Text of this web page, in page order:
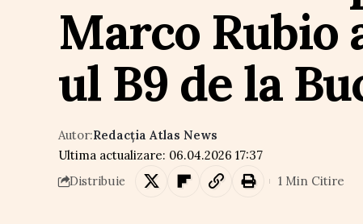
Marco Rubio
ul B9 de la
Ultima actualizare: 06.04.2026 17:37
Autor:Redacția Atlas News
Distribuie 1 Min Citire